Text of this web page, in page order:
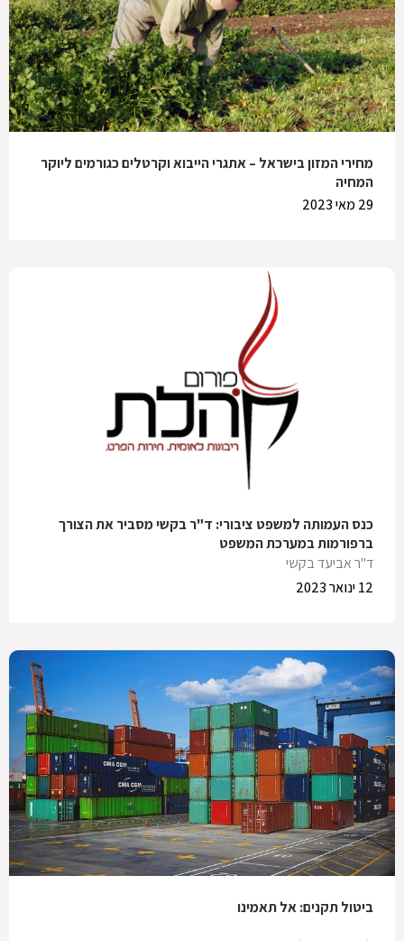
מחירי המזון בישראל – אתגרי הייבוא וקרטלים כגורמים ליוקר
המחיה
29 מאי 2023
כנס העמותה למשפט ציבורי: ד"ר בקשי מסביר את הצורך
ברפורמות במערכת המשפט
ד"ר אביעד בקשי
12 ינואר 2023
ביטול תקנים: אל תאמינו